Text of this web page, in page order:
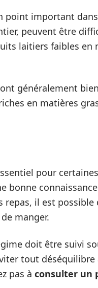
point important
peuvent être
laitiers faibles en
généralement
en matières
pour
bonne
il est possible
manger.
doit être suivi
tout déséquilibre
pas à consulter un